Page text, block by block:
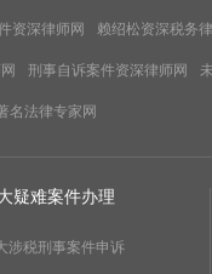
资深律师网 赖绍松资深税务
刑事自诉案件资深律师网
名法律专家网
疑难案件办理
涉税刑事案件申诉